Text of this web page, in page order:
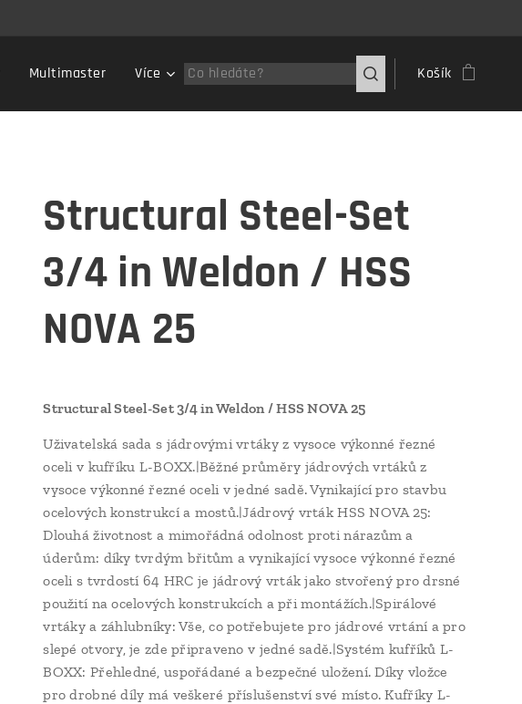
Multimaster Více Košík
Structural Steel-Set
3/4 in Weldon / HSS
NOVA 25
Structural Steel-Set 3/4 in Weldon / HSS NOVA 25
Uživatelská sada s jádrovými vrtáky z vysoce výkonné řezné
oceli v kufříku L-BOXX.|Běžné průměry jádrových vrtáků z
vysoce výkonné řezné oceli v jedné sadě. Vynikající pro stavbu
ocelových konstrukcí a mostů.|Jádrový vrták HSS NOVA 25:
Dlouhá životnost a mimořádná odolnost proti nárazům a
úderům: díky tvrdým břitům a vynikající vysoce výkonné řezné
oceli s tvrdostí 64 HRC je jádrový vrták jako stvořený pro drsné
použití na ocelových konstrukcích a při montážích.|Spirálové
vrtáky a záhlubníky: Vše, co potřebujete pro jádrové vrtání a pro
slepé otvory, je zde připraveno v jedné sadě.|Systém kufříků L-
BOXX: Přehledné, uspořádané a bezpečné uložení. Díky vložce
pro drobné díly má veškeré příslušenství své místo. Kufříky L-